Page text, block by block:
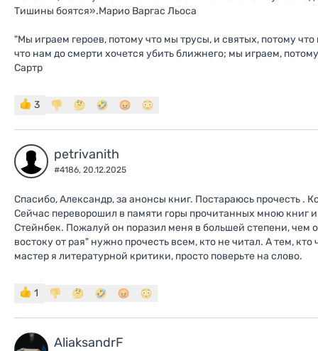
Тишины боятся».Марио Варгас Льоса
"Мы играем героев, потому что мы трусы, и святых, потому
что нам до смерти хочется убить ближнего; мы играем,
Сартр
3
petrivanith
#4186, 20.12.2025
Спасибо, Александр, за анонсы книг. Постараюсь прочесть .
Сейчас переворошил в памяти горы прочитанных мною книг
Стейнбек. Пожалуй он поразил меня в большей степени, чем
востоку от рая" нужно прочесть всем, кто не читал. А тем,
мастер я литературной критики, просто поверьте на слово.
1
AliaksandrF